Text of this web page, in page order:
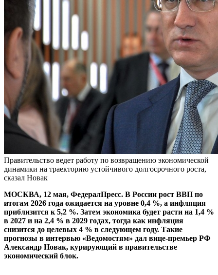
Правительство ведет работу по возвращению экономической
динамики на траекторию устойчивого долгосрочного роста,
сказал Новак
МОСКВА, 12 мая, ФедералПресс. В России рост ВВП по
итогам 2026 года ожидается на уровне 0,4 %, а инфляция
приблизится к 5,2 %. Затем экономика будет расти на 1,4 %
в 2027 и на 2,4 % в 2029 годах, тогда как инфляция
снизится до целевых 4 % в следующем году. Такие
прогнозы в интервью «Ведомостям» дал вице-премьер РФ
Александр Новак, курирующий в правительстве
экономический блок.